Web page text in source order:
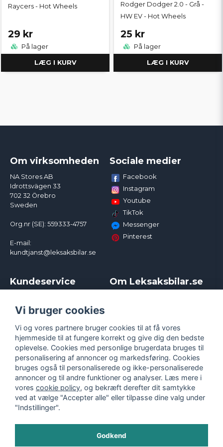
Raycers - Hot Wheels
29 kr
På lager
LÆG I KURV
Rodger Dodger 2.0 - Grå -
HW EV - Hot Wheels
25 kr
På lager
LÆG I KURV
Om virksomheden
NA Stores AB
Idrottsvägen 33
702 32 Örebro
Sweden
Org.nr (SE): 559333-4757
E-mail:
kundtjanst@leksaksbilar.se
Sociale medier
Facebook
Instagram
Youtube
TikTok
Messenger
Pinterest
Kundeservice
Kampagner og rabatter
Reklamation
Policy chase cars
Returnera
Logga in
Om Leksaksbilar.se
Handelsbetingelser
Persondatapolitik
Cookies
Vi bruger cookies
Vi og vores partnere bruger cookies til at få vores
hjemmeside til at fungere korrekt og give dig den bedste
oplevelse. Cookies med personlige brugerdata bruges til
personalisering af annoncer og markedsføring. Cookies
bruges også til personaliserede og ikke-personaliserede
annoncer og til andre funktioner og analyser. Læs mere i
vores cookie policy, og bekræft derefter dit samtykke
ved at vælge "Accepter alle" eller tilpasse dine valg under
"Indstillinger".
Godkend